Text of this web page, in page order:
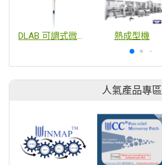
DLAB 可調式微量吸管 高精度 熱成型機
人氣產品專區